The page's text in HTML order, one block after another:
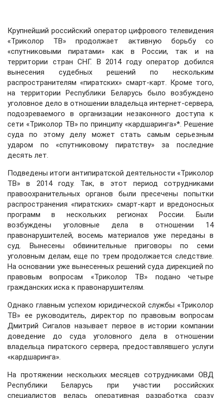
Крупнейший российский оператор цифрового телевидения
«Триколор ТВ» продолжает активную борьбу со
«спутниковыми пиратами» как в России, так и на
территории стран СНГ. В 2014 году оператор добился
вынесения судебных решений по нескольким
распространителям «пиратских» смарт-карт. Кроме того,
на территории Республики Беларусь было возбуждено
уголовное дело в отношении владельца интернет-сервера,
подозреваемого в организации незаконного доступа к
сети «Триколор ТВ» по принципу «кардшаринга»*. Решение
суда по этому делу может стать самым серьезным
ударом по «спутниковому пиратству» за последние
десять лет.
Подведены итоги антипиратской деятельности «Триколор
ТВ» в 2014 году. Так, в этот период сотрудниками
правоохранительных органов были пресечены попытки
распространения «пиратских» смарт-карт и вредоносных
программ в нескольких регионах России. Были
возбуждены уголовные дела в отношении 14
правонарушителей, восемь материалов уже переданы в
суд. Вынесены обвинительные приговоры по семи
уголовным делам, еще по трем продолжается следствие.
На основании уже вынесенных решений суда дирекцией по
правовым вопросам «Триколор ТВ» подано четыре
гражданских иска к правонарушителям.
Однако главным успехом юридической службы «Триколор
ТВ» ее руководитель, директор по правовым вопросам
Дмитрий Сигалов называет первое в истории компании
доведение до суда уголовного дела в отношении
владельца пиратского сервера, предоставлявшего услуги
«кардшаринга».
На протяжении нескольких месяцев сотрудниками ОВД
Республики Беларусь при участии российских
специалистов велась оперативная разработка сразу